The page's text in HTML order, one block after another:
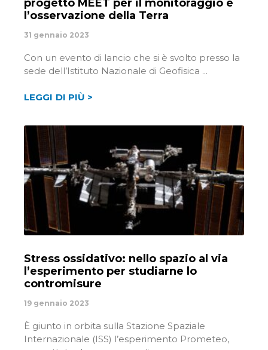
progetto MEET per il monitoraggio e
l’osservazione della Terra
31 gennaio 2023
Con un evento di lancio che si è svolto presso la
sede dell’Istituto Nazionale di Geofisica
LEGGI DI PIÙ >
Stress ossidativo: nello spazio al via
l’esperimento per studiarne lo
contromisure
19 gennaio 2023
È giunto in orbita sulla Stazione Spaziale
Internazionale (ISS) l’esperimento Prometeo,